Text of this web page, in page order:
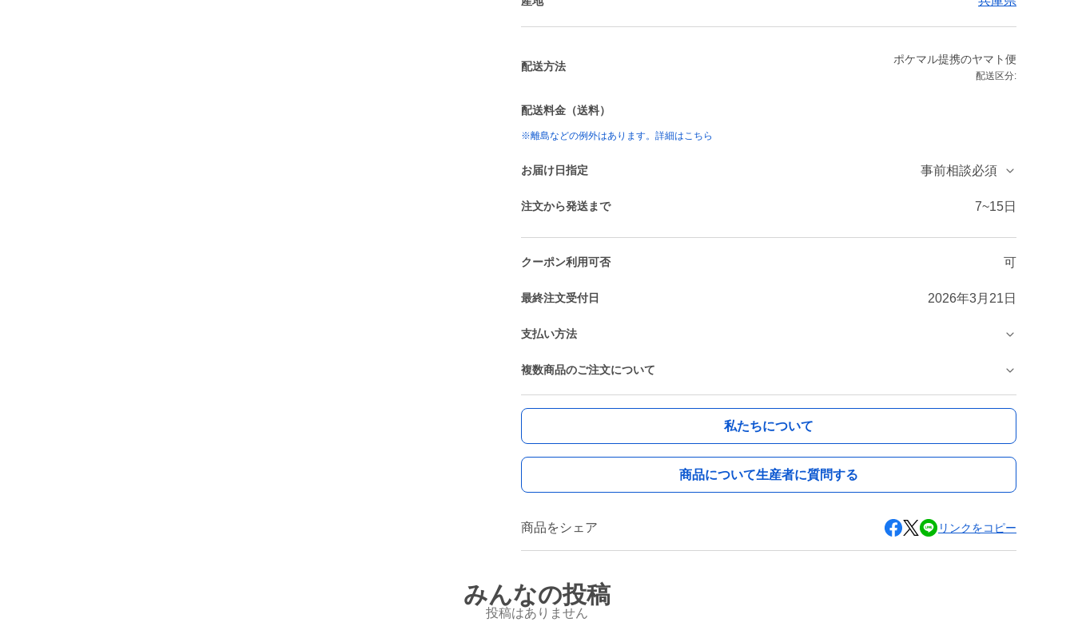
配送方法
ポケマル提携のヤマト便
配送区分:
配送料金（送料）
※離島などの例外はあります。詳細はこちら
お届け日指定 事前相談必須
注文から発送まで 7~15日
クーポン利用可否 可
最終注文受付日 2026年3月21日
支払い方法
複数商品のご注文について
私たちについて
商品について生産者に質問する
商品をシェア リンクをコピー
みんなの投稿
投稿はありません